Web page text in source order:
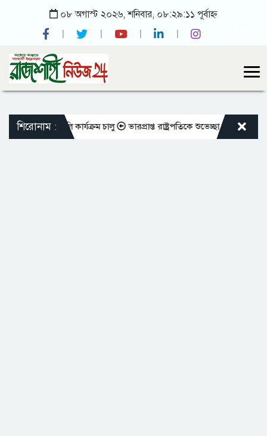
০৮ অগাস্ট ২০২৬, শনিবার, ০৮:২৯:১১ পূর্বাহ্ন
শিরোনাম :
বদলি কার্যক্রম চালু ভারপ্রাপ্ত রাষ্ট্রপতিকে শুভেচ্ছা জানালেন